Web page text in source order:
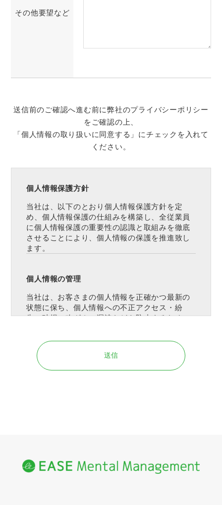
その他要望など
送信前のご確認へ進む前に弊社のプライバシーポリシー
をご確認の上、
「個人情報の取り扱いに同意する」にチェックを入れて
ください。
個人情報保護方針
当社は、以下のとおり個人情報保護方針を定
め、個人情報保護の仕組みを構築し、全従業員
に個人情報保護の重要性の認識と取組みを徹底
させることにより、個人情報の保護を推進致し
ます。
個人情報の管理
当社は、お客さまの個人情報を正確かつ最新の
状態に保ち、個人情報への不正アクセス・紛
失・破損・改ざん・漏洩などを防止するため、
備・社員教育の徹底等の必要な措置を講じ、安
全対策を実施し個人情報の厳重な管理を行ない
ます。
預かりした個人情報は、当社からのご連絡や業
務のご案内やご質問に対する回答として、電子